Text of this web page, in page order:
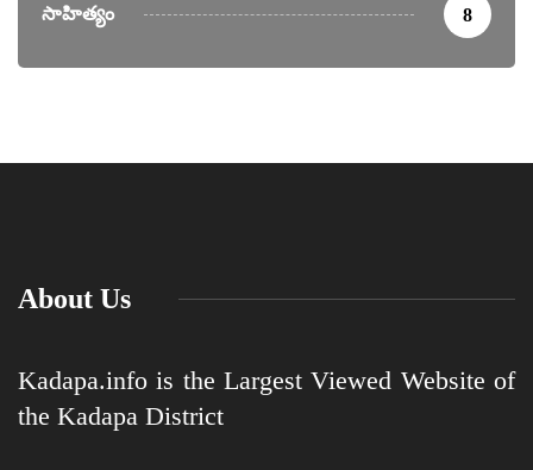
సాహిత్యం 8
About Us
Kadapa.info is the Largest Viewed Website of
the Kadapa District